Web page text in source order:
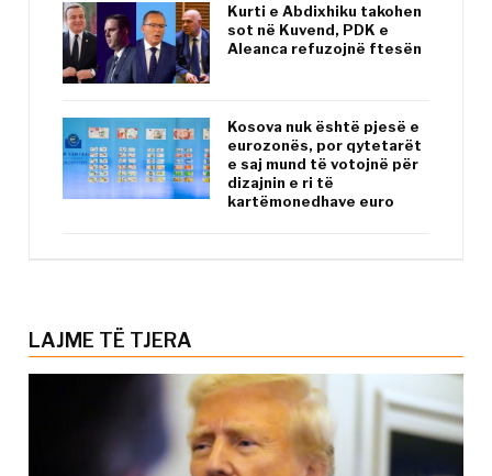
Kurti e Abdixhiku takohen
sot në Kuvend, PDK e
Aleanca refuzojnë ftesën
Kosova nuk është pjesë e
eurozonës, por qytetarët
e saj mund të votojnë për
dizajnin e ri të
kartëmonedhave euro
LAJME TË TJERA